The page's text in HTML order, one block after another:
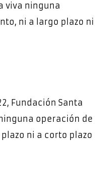
viva ninguna
ni a largo plazo ni
Fundación Santa
operación de
ni a corto plazo